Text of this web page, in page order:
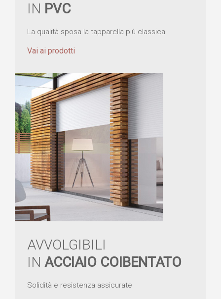
IN PVC
La qualità sposa la tapparella più classica
Vai ai prodotti
AVVOLGIBILI
IN ACCIAIO COIBENTATO
Solidità e resistenza assicurate